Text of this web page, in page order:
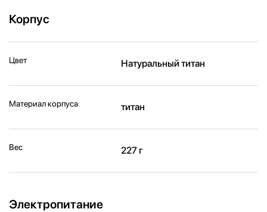
Корпус
Цвет Натуральный титан
Материал корпуса титан
Вес 227 г
Электропитание